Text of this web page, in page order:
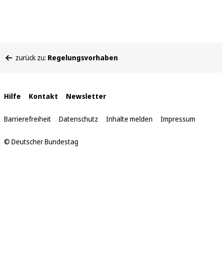
befinden
zurück zu: Regelungsvorhaben
Interne
Links
Hilfe Kontakt Newsletter
Barrierefreiheit Datenschutz Inhalte melden Impressum
© Deutscher Bundestag